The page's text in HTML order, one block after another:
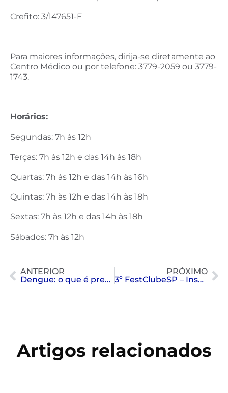
Crefito: 3/147651-F
Para maiores informações, dirija-se diretamente ao
Centro Médico ou por telefone: 3779-2059 ou 3779-
1743.
Horários:
Segundas: 7h às 12h
Terças: 7h às 12h e das 14h às 18h
Quartas: 7h às 12h e das 14h às 16h
Quintas: 7h às 12h e das 14h às 18h
Sextas: 7h às 12h e das 14h às 18h
Sábados: 7h às 12h
ANTERIOR
Dengue: o que é preciso saber?
PRÓXIMO
3º FestClubeSP – Inscrições prorrogadas
Artigos relacionados